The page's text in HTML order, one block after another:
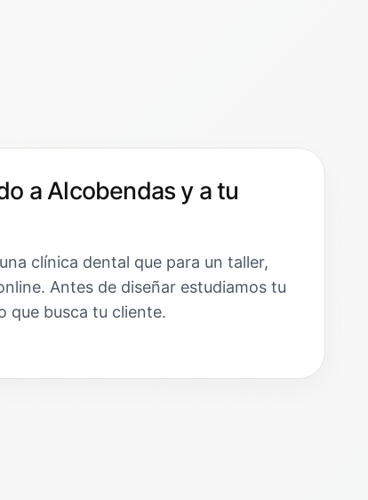
a Alcobendas y a tu
clínica dental que para un taller,
Antes de diseñar estudiamos tu
que busca tu cliente.